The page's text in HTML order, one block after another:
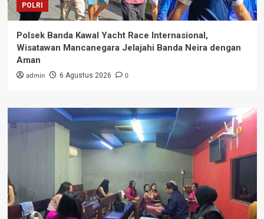
POLRI
Polsek Banda Kawal Yacht Race Internasional,
Wisatawan Mancanegara Jelajahi Banda Neira dengan
Aman
admin 6 Agustus 2026 0